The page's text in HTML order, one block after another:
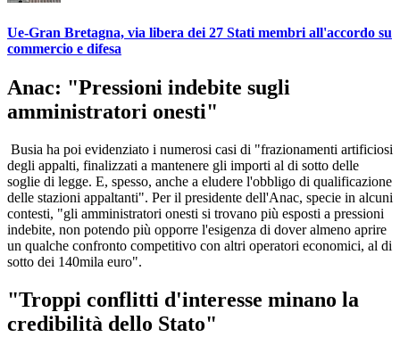
Ue-Gran Bretagna, via libera dei 27 Stati membri all'accordo su
commercio e difesa
Anac: "Pressioni indebite sugli
amministratori onesti"
Busia ha poi evidenziato i numerosi casi di "frazionamenti artificiosi
degli appalti, finalizzati a mantenere gli importi al di sotto delle
soglie di legge. E, spesso, anche a eludere l'obbligo di qualificazione
delle stazioni appaltanti". Per il presidente dell'Anac, specie in alcuni
contesti, "gli amministratori onesti si trovano più esposti a pressioni
indebite, non potendo più opporre l'esigenza di dover almeno aprire
un qualche confronto competitivo con altri operatori economici, al di
sotto dei 140mila euro".
"Troppi conflitti d'interesse minano la
credibilità dello Stato"